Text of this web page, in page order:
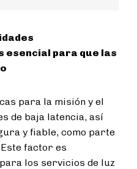
esencial para que las
para la misión y el
de baja latencia, así
y fiable, como parte
factor es
los servicios de luz